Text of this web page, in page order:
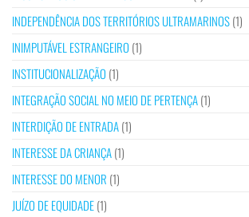
INDEPENDÊNCIA DOS TERRITÓRIOS ULTRAMARINOS(1)
INIMPUTÁVEL ESTRANGEIRO (1)
INSTITUCIONALIZAÇÃO (1)
INTEGRAÇÃO SOCIAL NO MEIO DE PERTENÇA(1)
INTERDIÇÃO DE ENTRADA(1)
INTERESSE DA CRIANÇA(1)
INTERESSE DO MENOR (1)
JUÍZO DE EQUIDADE(1)